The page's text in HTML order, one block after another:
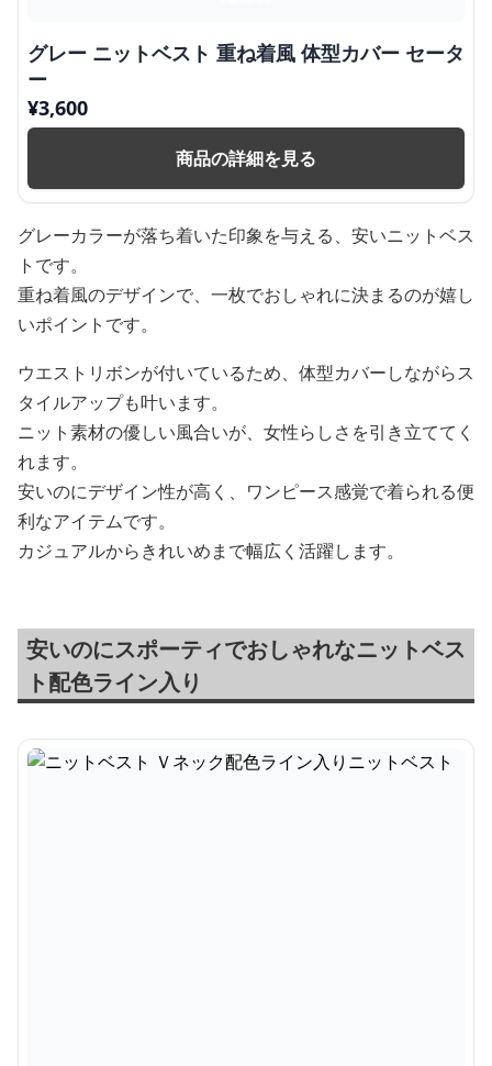
グレー ニットベスト 重ね着風 体型カバー セータ
ー
¥3,600
商品の詳細を見る
グレーカラーが落ち着いた印象を与える、安いニットベス
トです。
重ね着風のデザインで、一枚でおしゃれに決まるのが嬉し
いポイントです。
ウエストリボンが付いているため、体型カバーしながらス
タイルアップも叶います。
ニット素材の優しい風合いが、女性らしさを引き立ててく
れます。
安いのにデザイン性が高く、ワンピース感覚で着られる便
利なアイテムです。
カジュアルからきれいめまで幅広く活躍します。
安いのにスポーティでおしゃれなニットベス
ト配色ライン入り